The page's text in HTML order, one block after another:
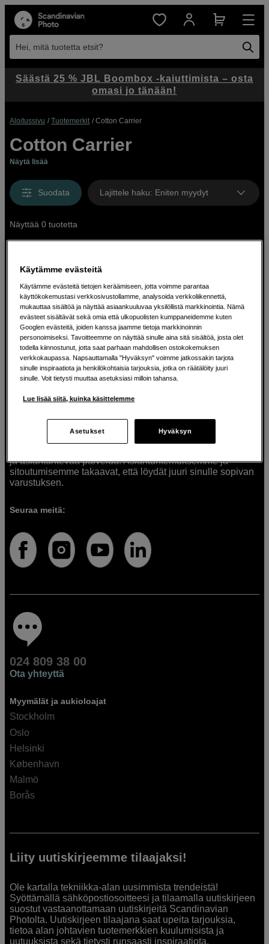
Hei, mitä tuotetta etsit?
Aloitussivu Tuotemerkit Cotton Carrier
Cotton Carrier
Näytä lisää
Suodata Lajittele haku: Eniten myydyt
Näyttää 0 tuotetta
Ratkaisuja luoville ihmisille jo vuodesta
1982
Olemme Scandinavian Photolla jo yli 40 vuoden ajan
auttaneet luovia ihmisiä toteuttamaan visioitaan.
Tarjoamme inspiraatiota, asiantuntemusta ja tuotteita
muun muassa valokuvauksen, äänen, videokuvauksen ja
musiikin ja taiteen harrastajia. Oikeilla työkaluilla ideat
muuttuvat todellisuudeksi. Autamme sinua valitsemaan
ja asiantuntevaa palvelua. Asiantuntemuksemme ja
sitoutumisemme takaavat, että löydät juuri sinulle sopivan
varustuksen.
Seuraa meitä:
024 809 38 00
Ota yhteyttä
Myymälät ja aukioloajat
Stockholm
Oslo
Helsinki
København
Malmö
Borås
Liity uutiskirjeemme tilaajaksi!
Ole kartalla tekniikka-alan uusimmista trendeistä!
Syöttämällä sähköpostiosoitteesi ja tilaamalla uutiskirjeen
suostut vastaanottamaan uutiskirjeitä Scandinavian
Photolta. Uutiskirjeen tilaajana saat upeita tarjouksia,
tietoa alan johtavien tuotemerkkien kuulumisista ja
uutuuksista sekä tietysti runsaasti inspiraatiota.
Säästä 25 % JBL Boombox -kaiuttimista – osta
omasi jo tänään!
Käytämme evästeitä
Käytämme evästeitä tietojen keräämiseen, jotta voimme parantaa
käyttökokemustasi verkkosivustollamme, analysoida verkkoliikennettä,
mukauttaa sisältöä ja näyttää asiaankuuluvaa yksilöllistä markkinointia. Nämä
evästeet sisältävät sekä omia että ulkopuolisten kumppaneidemme kuten
Googlen evästeitä, joiden kanssa jaamme tietoja markkinoinnin
personoimiseksi. Tavoitteemme on näyttää sinulle aina sitä sisältöä, josta olet
todella kiinnostunut, jotta saat parhaan mahdollisen ostokokemuksen
verkkokaupassa. Napsauttamalla "Hyväksyn" voimme jatkossakin tarjota
sinulle inspiraatiota ja henkilökohtaisia tarjouksia, jotka on räätälöity juuri
sinulle. Voit tietysti muuttaa asetuksiasi milloin tahansa.
Lue lisää siitä, kuinka käsittelemme
Asetukset Hyväksyn